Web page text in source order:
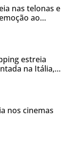
nas telonas e
ao
estreia
na Itália,
o Dia dos
nos cinemas